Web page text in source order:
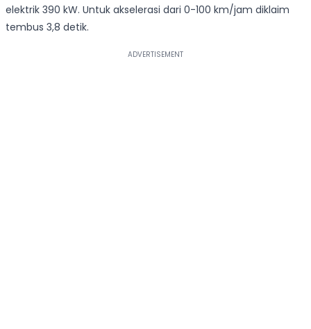
elektrik 390 kW. Untuk akselerasi dari 0-100 km/jam diklaim
tembus 3,8 detik.